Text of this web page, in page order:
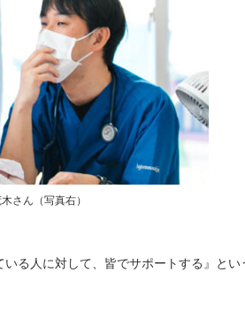
さん（写真右）
る人に対して、皆でサポートする』とい